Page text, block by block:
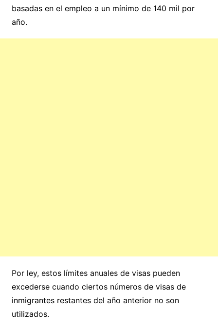
basadas en el empleo a un mínimo de 140 mil por
año.
Por ley, estos límites anuales de visas pueden
excederse cuando ciertos números de visas de
inmigrantes restantes del año anterior no son
utilizados.